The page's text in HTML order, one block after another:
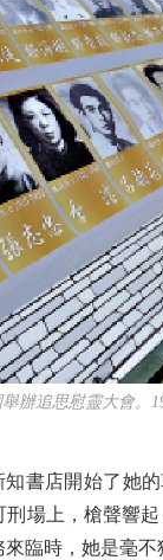
追思慰靈大會。
店開始了她的
場上，槍聲響
臨時，她是毫